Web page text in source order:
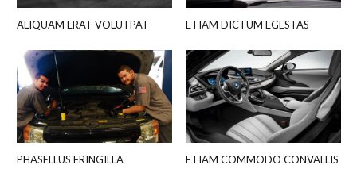
ALIQUAM ERAT VOLUTPAT ETIAM DICTUM EGESTAS
PHASELLUS FRINGILLA ETIAM COMMODO CONVALLIS